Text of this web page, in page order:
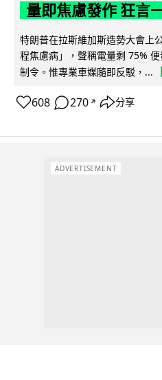
量即焦慮發作 狂言
特朗普在拉斯維加斯造勢大會上
程焦慮病」，聲稱電量剩 75%
制令。惟專業車媒隨即反駁，...
608 270 ↗ 分享
ADVERTISEMENT